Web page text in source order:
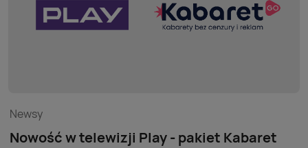
Newsy
Nowość w telewizji Play - pakiet Kabaret